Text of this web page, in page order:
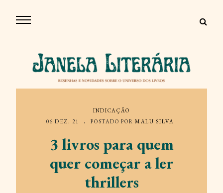
INDICAÇÃO
06 DEZ. 21
POSTADO PORMALU SILVA
3 livros para quem
quer começar a ler
thrillers